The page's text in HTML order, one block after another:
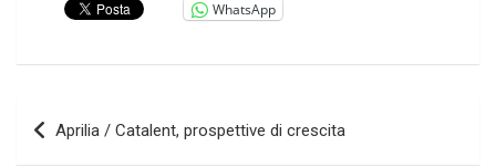
WhatsApp
Navigazione
articoli
Aprilia / Catalent, prospettive di crescita